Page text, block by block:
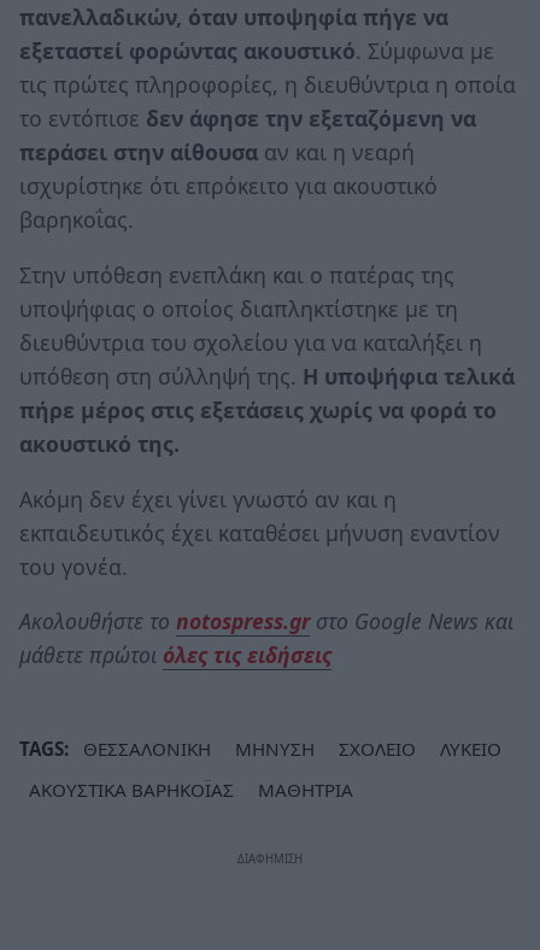
πανελλαδικών, όταν υποψηφία πήγε να
εξεταστεί φορώντας ακουστικό. Σύμφωνα με
τις πρώτες πληροφορίες, η διευθύντρια η οποία
το εντόπισε δεν άφησε την εξεταζόμενη να
περάσει στην αίθουσα αν και η νεαρή
ισχυρίστηκε ότι επρόκειτο για ακουστικό
βαρηκοΐας.
Στην υπόθεση ενεπλάκη και ο πατέρας της
υποψήφιας ο οποίος διαπληκτίστηκε με τη
διευθύντρια του σχολείου για να καταλήξει η
υπόθεση στη σύλληψή της. Η υποψήφια τελικά
πήρε μέρος στις εξετάσεις χωρίς να φορά το
ακουστικό της.
Ακόμη δεν έχει γίνει γνωστό αν και η
εκπαιδευτικός έχει καταθέσει μήνυση εναντίον
του γονέα.
Ακολουθήστε το notospress.grστο Google News και
μάθετε πρώτοι όλες τις ειδήσεις
TAGS: ΘΕΣΣΑΛΟΝΙΚΗ ΜΗΝΥΣΗ ΣΧΟΛΕΙΟ
ΛΥΚΕΙΟ
ΑΚΟΥΣΤΙΚΑ ΒΑΡΗΚΟΪΑΣ
ΜΑΘΗΤΡΙΑ